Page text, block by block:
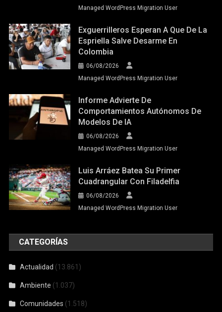
Managed WordPress Migration User
Exguerrilleros Esperan A Que De La
Espriella Salve Desarme En
Colombia
06/08/2026
Managed WordPress Migration User
Informe Advierte De
Comportamientos Autónomos De
Modelos De IA
06/08/2026
Managed WordPress Migration User
Luis Arráez Batea Su Primer
Cuadrangular Con Filadelfia
06/08/2026
Managed WordPress Migration User
CATEGORÍAS
Actualidad (13.861)
Ambiente (1.037)
Comunidades (1.518)